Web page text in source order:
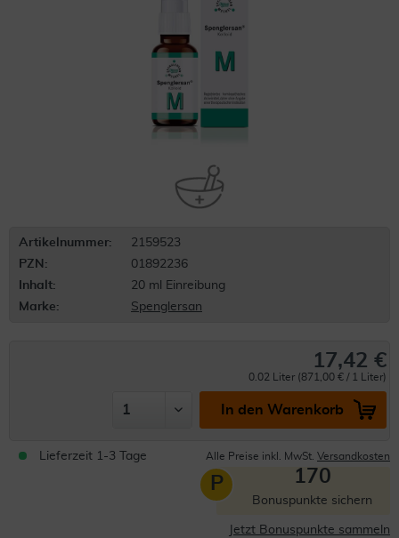
Artikelnummer:
2159523
PZN:
01892236
Inhalt:
20 ml Einreibung
Marke:
Spenglersan
17,42 €
0.02 Liter (871,00 € / 1 Liter)
In den Warenkorb
Lieferzeit 1-3 Tage Alle Preise inkl. MwSt. Versandkosten
P 170
Bonuspunkte sichern
Jetzt Bonuspunkte sammeln